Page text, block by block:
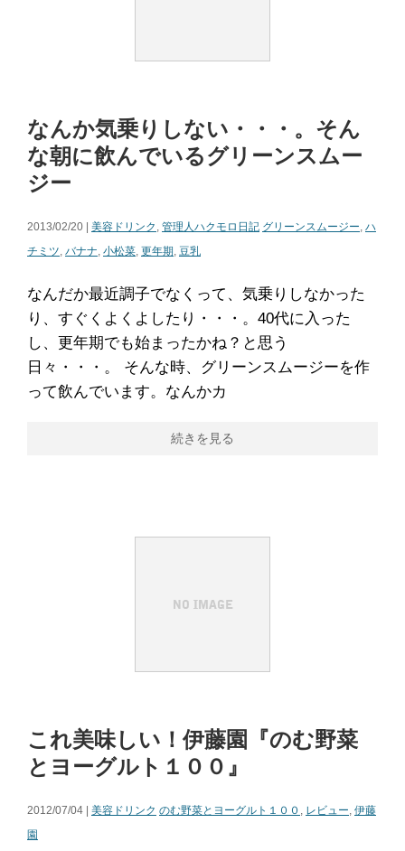
なんか気乗りしない・・・。そん
な朝に飲んでいるグリーンスムー
ジー
2013/02/20 | 美容ドリンク , 管理人ハクモロ日記 グリーンスムージー, ハ
チミツ, バナナ, 小松菜, 更年期, 豆乳
なんだか最近調子でなくって、気乗りしなかった
り、すぐくよくよしたり・・・。40代に入った
し、更年期でも始まったかね？と思う
日々・・・。 そんな時、グリーンスムージーを作
って飲んでいます。なんかカ
続きを見る
これ美味しい！伊藤園『のむ野菜
とヨーグルト１００』
2012/07/04 | 美容ドリンク のむ野菜とヨーグルト１００ , レビュー, 伊藤
園